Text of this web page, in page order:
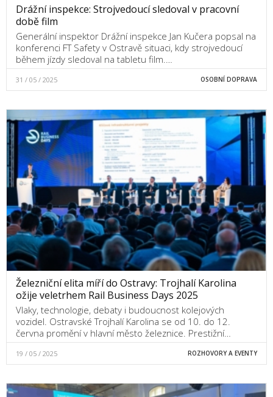
Drážní inspekce: Strojvedoucí sledoval v pracovní
době film
Generální inspektor Drážní inspekce Jan Kučera popsal na
konferenci FT Safety v Ostravě situaci, kdy strojvedoucí
během jízdy sledoval na tabletu film.…
31 / 05 / 2025 OSOBNÍ DOPRAVA
Železniční elita míří do Ostravy: Trojhalí Karolina
ožije veletrhem Rail Business Days 2025
Vlaky, technologie, debaty i budoucnost kolejových
vozidel. Ostravské Trojhalí Karolina se od 10. do 12.
června promění v hlavní město železnice. Prestižní…
19 / 05 / 2025 ROZHOVORY A EVENTY